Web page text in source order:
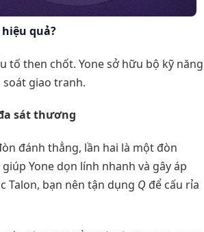
quả?
tố then chốt. Yone sở hữu bộ kỹ năng
giao tranh.
sát thương
đánh thẳng, lần hai là một đòn
Yone dọn lính nhanh và gây áp
Talon, bạn nên tận dụng Q để cấu rỉa